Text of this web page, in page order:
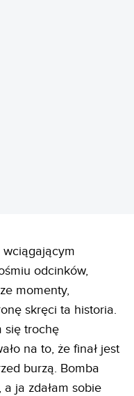
wciągającym
odcinków,
momenty,
skręci ta historia.
się trochę
na to, że finał jest
burzą. Bomba
ja zdałam sobie